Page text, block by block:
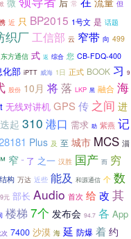
微 常 但
近 只 BP2015 1号文 是 话题
织厂 工信部 云 窄带 向 499
东方通信 式 返 综合 您 CB-FDQ-400
化部 iPTT 威海 1日 正式 BOOK 习 9
股份 10月 将落 LKP 黑 融合 海
无线对讲机 GPS 传 之间 进
起 310 港口 需求 助 紫燕 记
Plus 及 至 城市 MCS 淄
窄 “ 了 之一 汉胜 国产 而 穷
结构 万达 近些 能及 和源通信 个 数
元 部长 Audio 首次 给 改 其
楼梯 7个 发布会 94.7 各 App
7400 沙漠 海 延 防爆 着 约